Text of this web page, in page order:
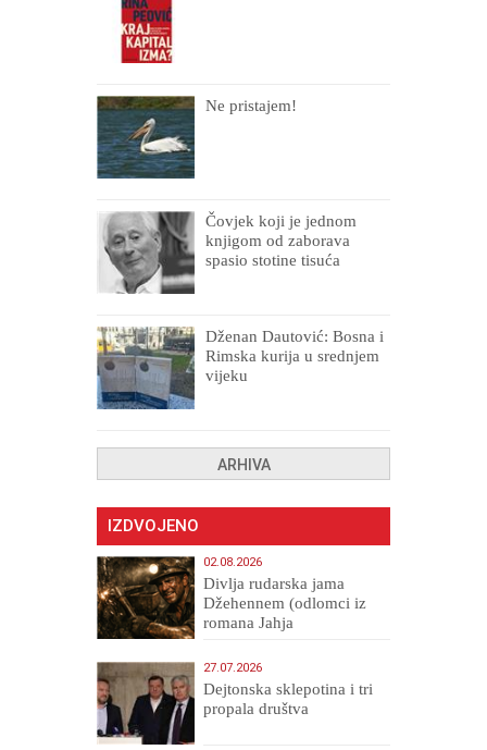
Ne pristajem!
Čovjek koji je jednom
knjigom od zaborava
spasio stotine tisuća
Dženan Dautović: Bosna i
Rimska kurija u srednjem
vijeku
ARHIVA
IZDVOJENO
02.08.2026
Divlja rudarska jama
Džehennem (odlomci iz
romana Jahja
27.07.2026
Dejtonska sklepotina i tri
propala društva